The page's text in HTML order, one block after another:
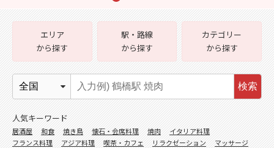
エリア
から探す
駅・路線
から探す
カテゴリー
から探す
検索
人気キーワード
居酒屋 和食 焼き鳥 懐石・会席料理 焼肉
イタリア料理
フランス料理
アジア料理 喫茶・カフェ リラクゼーション
マッサージ